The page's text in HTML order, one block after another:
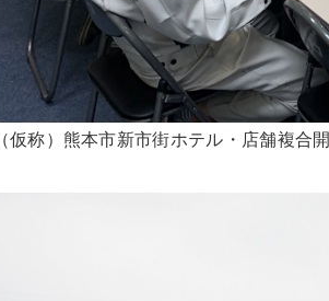
（仮称）熊本市新市街ホテル・店舗複